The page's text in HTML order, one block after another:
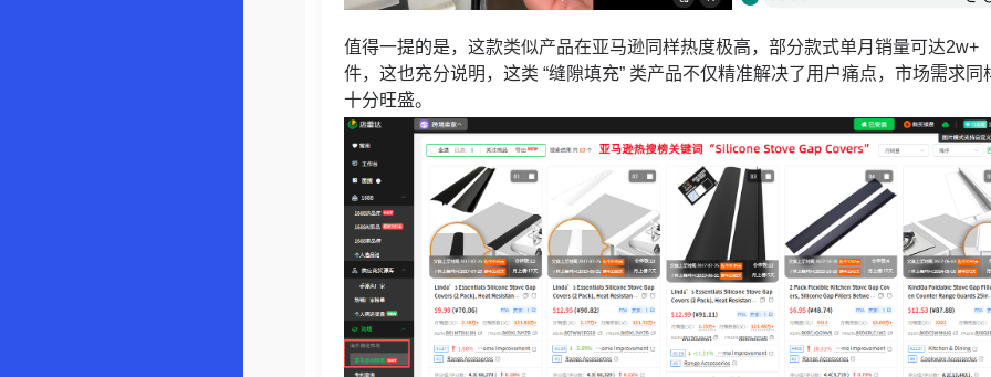
值得一提的是，这款类似产品在亚马逊同样热度极高，部分款式单月销量可达2w+
件，这也充分说明，这类 “缝隙填充” 类产品不仅精准解决了用户痛点，市场需求同
十分旺盛。